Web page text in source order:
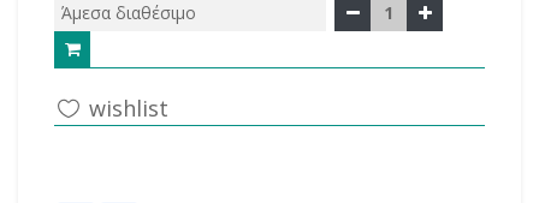
Άμεσα διαθέσιμο
1
wishlist